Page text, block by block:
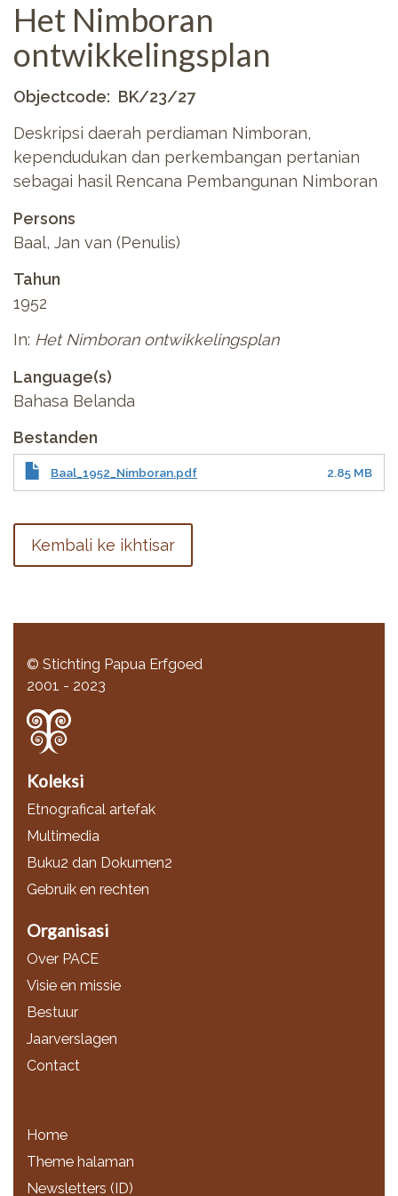
Het Nimboran
ontwikkelingsplan
Objectcode
BK/23/27
Deskripsi daerah perdiaman Nimboran,
kependudukan dan perkembangan pertanian
sebagai hasil Rencana Pembangunan Nimboran
Persons
Baal, Jan van (Penulis)
Tahun
1952
In: Het Nimboran ontwikkelingsplan
Language(s)
Bahasa Belanda
Bestanden
Baal_1952_Nimboran.pdf 2.85 MB
Kembali ke ikhtisar
© Stichting Papua Erfgoed
2001 - 2023
Koleksi
Etnografical artefak
Multimedia
Buku2 dan Dokumen2
Gebruik en rechten
Organisasi
Over PACE
Visie en missie
Bestuur
Jaarverslagen
Contact
Home
Theme halaman
Newsletters (ID)